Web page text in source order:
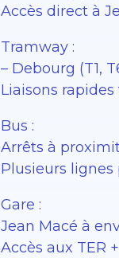
Accès direct à
Tramway :
– Debourg (T1,
Liaisons
Bus :
Arrêts à
Plusieurs
Gare :
Jean Macé à
Accès aux TER